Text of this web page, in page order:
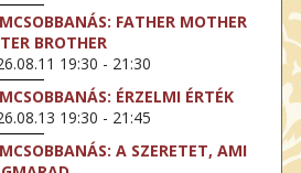
FATHER MOTHER
BROTHER
19:30 - 21:30
ÉRZELMI ÉRTÉK
19:30 - 21:45
A SZERETET, AMI